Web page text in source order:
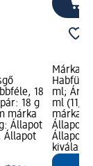
18
18 g
márka
Állapot
Állapot
Márka:
ml; Ár:
ml
márka
Állapot
Állapot